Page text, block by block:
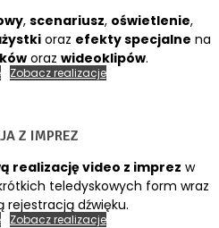
, scenariusz, oświetlenie,
oraz efekty specjalne na
oraz wideoklipów.
Zobacz realizacje
Z IMPREZ
realizację video z imprez w
teledyskowych form wraz
rejestracją dźwięku.
Zobacz realizacje